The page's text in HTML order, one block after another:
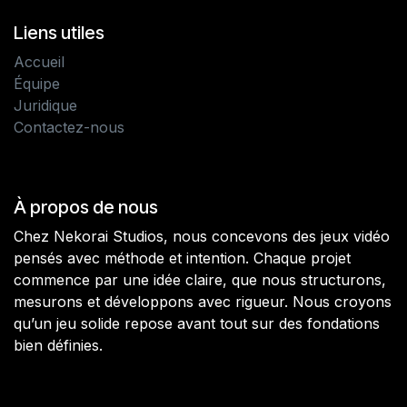
Liens utiles
Accueil
Équipe
Juridique
Contactez-nous
À propos de nous
Chez Nekorai Studios, nous concevons des jeux vidéo
pensés avec méthode et intention. Chaque projet
commence par une idée claire, que nous structurons,
mesurons et développons avec rigueur. Nous croyons
qu’un jeu solide repose avant tout sur des fondations
bien définies.